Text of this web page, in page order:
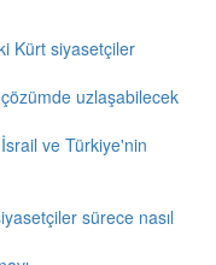
Kürt siyasetçiler
uzlaşabilecek
ve Türkiye'nin
sürece nasıl